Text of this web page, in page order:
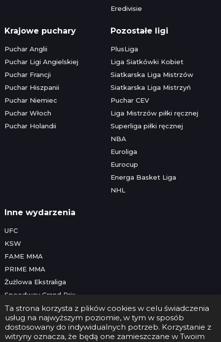
Ta strona korzysta z plików cookies w celu świadczenia
usług na najwyższym poziomie, w tym w sposób
dostosowany do indywidualnych potrzeb. Korzystanie z
witryny oznacza, że będą one zamieszczane w Twoim
Eredivisie
Krajowe puchary
Puchar Anglii
Puchar Ligi Angielskiej
Puchar Francji
Puchar Hiszpanii
Puchar Niemiec
Puchar Włoch
Puchar Holandii
Pozostałe ligi
PlusLiga
Liga Siatkówki Kobiet
Siatkarska Liga Mistrzów
Siatkarska Liga Mistrzyń
Puchar CEV
Liga Mistrzów piłki ręcznej
Superliga piłki ręcznej
NBA
Euroliga
Eurocup
Energa Basket Liga
NHL
Inne wydarzenia
UFC
KSW
FAME MMA
PRIME MMA
Żużlowa Ekstraliga
Speedway Grand Prix
Skoki narciarskie
Copyright © 2026 Futbolwtv.pl